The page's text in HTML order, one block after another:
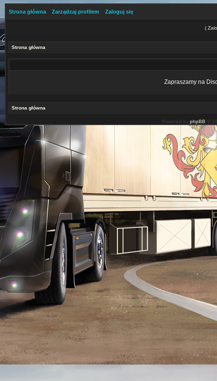
Strona główna Zarządzaj profilem Zaloguj się
(
Strona główna
Zapraszamy na
Strona główna
Powered by phpBB ©